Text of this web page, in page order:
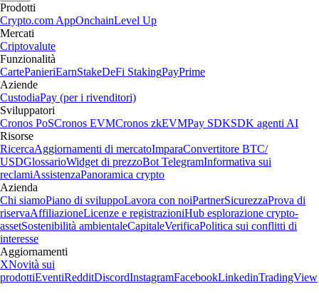
Prodotti
Crypto.com AppOnchainLevel Up
Mercati
Criptovalute
Funzionalità
CartePanieriEarnStakeDeFi StakingPayPrime
Aziende
CustodiaPay (per i rivenditori)
Sviluppatori
Cronos PoSCronos EVMCronos zkEVMPay SDKSDK agenti AI
Risorse
RicercaAggiornamenti di mercatoImparaConvertitore BTC/
USDGlossarioWidget di prezzoBot TelegramInformativa sui
reclamiAssistenzaPanoramica crypto
Azienda
Chi siamoPiano di sviluppoLavora con noiPartnerSicurezzaProva di
riservaAffiliazioneLicenze e registrazioniHub esplorazione crypto-
assetSostenibilità ambientaleCapitaleVerificaPolitica sui conflitti di
interesse
Aggiornamenti
XNovità sui
prodottiEventiRedditDiscordInstagramFacebookLinkedinTradingView